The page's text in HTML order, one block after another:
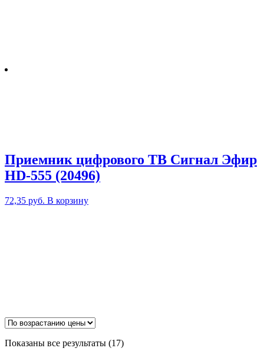
Приемник цифрового ТВ Сигнал Эфир
HD-555 (20496)
72,35 руб. В корзину
Показаны все результаты (17)Цены: